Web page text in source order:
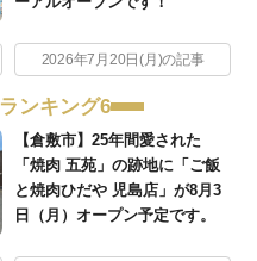
2026年7月20日(月)の記事
ランキング6
【倉敷市】25年間愛された
「焼肉 五苑」の跡地に「ご飯
と焼肉ひだや 児島店」が8月3
日（月）オープン予定です。